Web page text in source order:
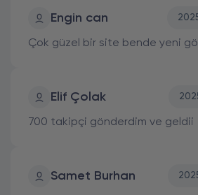
Engin can
Çok güzel bir site bende yeni
Elif Çolak
700 takipçi gönderdim ve geldii
Samet Burhan